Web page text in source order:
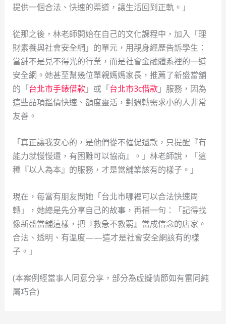
提供一個合法、快速的渠道，讓生活回到正軌。」
從那之後，林老師開始在自己的文化課程中，加入「理
財素養與社會安全網」的單元，用親身經歷告訴學生：
當舖不是見不得光的行業，而是社會金融體系裡的一道
安全網。她甚至幫幾位單親媽媽家長，推薦了新盛當舖
的「台北市手錶借款」或「台北市3c借款」服務，因為
這些品項鑑價快速、額度靈活，對週轉需求小的人非常
友善。
「真正讓我安心的，是他們從不催促還款，只提醒『有
能力就慢慢還，有困難可以協商』。」林老師說，「這
種『以人為本』的服務，才是當舖業該有的樣子。」
現在，每當有朋友問她「台北市哪裡可以合法快速周
轉」，她總是先分享自己的故事，再補一句：「記得找
像新盛當舖這樣，把『救急不救窮』當成信念的店家。
合法、透明、有溫度——這才是社會安全網該有的樣
子。」
(本案例經當事人同意分享，部分為虛擬情節如有雷同純
屬巧合)